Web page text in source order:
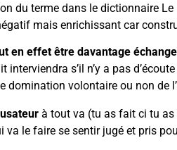
du terme dans le dictionnaire
mais enrichissant car
en effet être davantage
interviendra s’il n’y a pas
domination volontaire ou non de
à tout va (tu as fait ci tu as
va le faire se sentir jugé et pris